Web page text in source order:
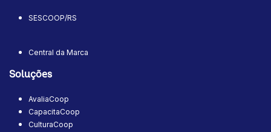
SESCOOP/RS
Central da Marca
Soluções
AvaliaCoop
CapacitaCoop
CulturaCoop